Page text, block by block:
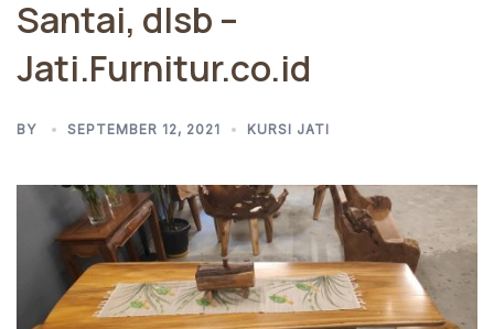
Santai, dlsb –
Jati.Furnitur.co.id
BY SEPTEMBER 12, 2021 KURSI JATI